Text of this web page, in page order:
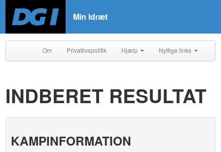
Min Idræt
Om Privatlivspolitik Hjælp Nyttige links
INDBERET RESULTAT
KAMPINFORMATION